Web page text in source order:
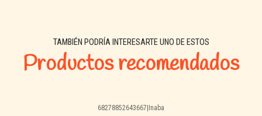
TAMBIÉN PODRÍA INTERESARTE UNO DE ESTOS
Productos recomendados
68278852643667 Inaba